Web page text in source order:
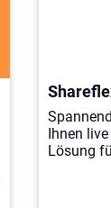
Ihnen
Lösung